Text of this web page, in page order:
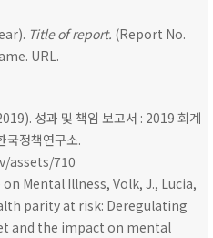
Title of report. (Report No.
URL.
성과 및 책임 보고서 : 2019 회계
국정책연구소.
assets/710
Mental Illness, Volk, J., Lucia,
parity at risk: Deregulating
and the impact on mental